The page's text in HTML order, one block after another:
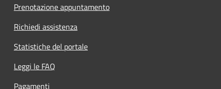
Prenotazione appuntamento
Richiedi assistenza
Statistiche del portale
Leggi le FAQ
Pagamenti